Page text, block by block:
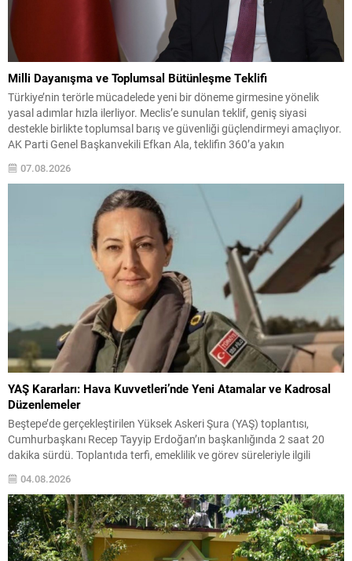
Milli Dayanışma ve Toplumsal Bütünleşme Teklifi
Türkiye’nin terörle mücadelede yeni bir döneme girmesine yönelik
yasal adımlar hızla ilerliyor. Meclis’e sunulan teklif, geniş siyasi
destekle birlikte toplumsal barış ve güvenliği güçlendirmeyi amaçlıyor.
AK Parti Genel Başkanvekili Efkan Ala, teklifin 360’a yakın
siyasi hem de toplumsal düzeyde önemli bir destek bulunduğunu...
07.08.2026
YAŞ Kararları: Hava Kuvvetleri’nde Yeni Atamalar ve Kadrosal
Düzenlemeler
Beştepe’de gerçekleştirilen Yüksek Askeri Şura (YAŞ) toplantısı,
Cumhurbaşkanı Recep Tayyip Erdoğan’ın başkanlığında 2 saat 20
dakika sürdü. Toplantıda terfi, emeklilik ve görev süreleriyle ilgili
üst düzey rütbelerdeki değişiklikler açıklandı; atama ve süre
uzatmaları ile bazı personelin emekliliğe sevkleri belirlendi. Hava
Kuvvetleri...
04.08.2026